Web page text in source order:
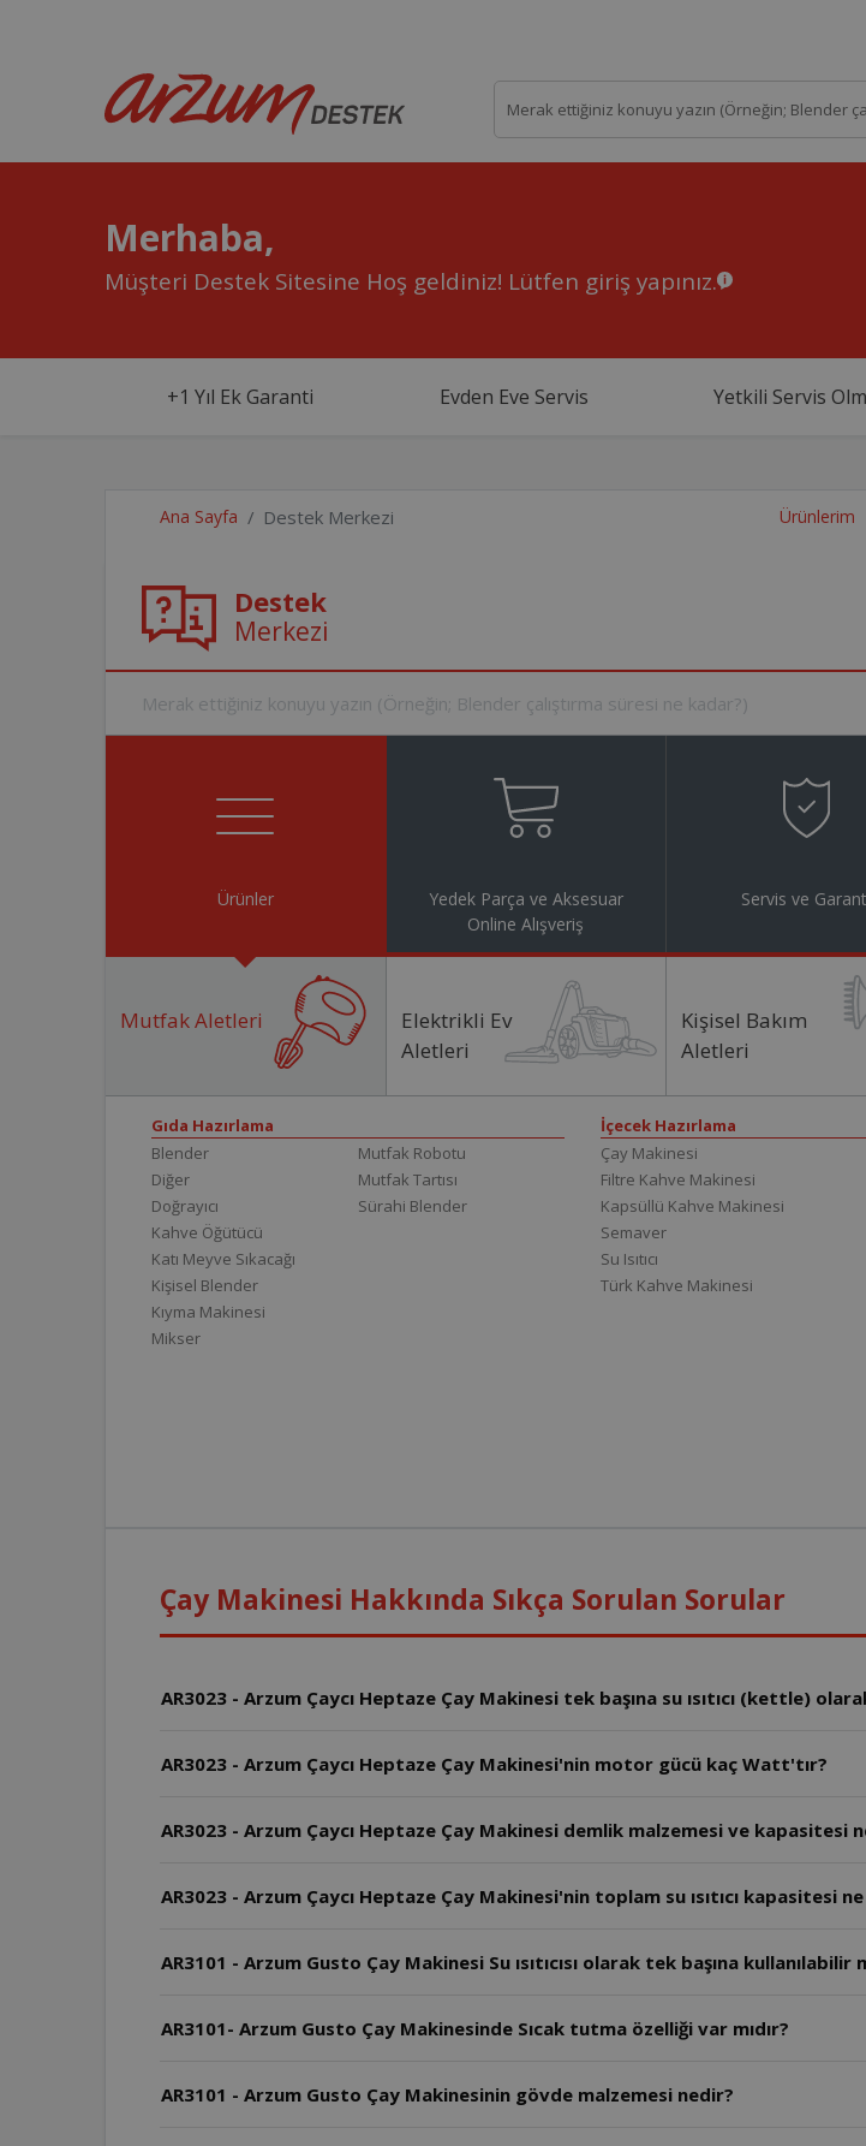
Merhaba,
Müşteri Destek Sitesine Hoş geldiniz! Lütfen giriş yapınız.
+1 Yıl Ek Garanti Evden Eve Servis Yetkili Servis
Ana Sayfa Destek Merkezi Ürünlerim
Destek
Merkezi
Ürünler
Yedek Parça ve Aksesuar
Online Alışveriş
Servis ve
Mutfak Aletleri
Elektrikli Ev
Aletleri
Kişisel Bakım
Aletleri
Gıda Hazırlama
Blender
Diğer
Doğrayıcı
Kahve Öğütücü
Katı Meyve Sıkacağı
Kişisel Blender
Kıyma Makinesi
Mikser
Mutfak Robotu
Mutfak Tartısı
Sürahi Blender
İçecek Hazırlama
Çay Makinesi
Filtre Kahve Makinesi
Kapsüllü Kahve Makinesi
Semaver
Su Isıtıcı
Türk Kahve Makinesi
Çay Makinesi Hakkında Sıkça Sorulan Sorular
AR3023 - Arzum Çaycı Heptaze Çay Makinesi tek başına su ısıtıcı (kettle)
AR3023 - Arzum Çaycı Heptaze Çay Makinesi'nin motor gücü kaç Watt'tır?
AR3023 - Arzum Çaycı Heptaze Çay Makinesi demlik malzemesi ve kapasitesi
AR3023 - Arzum Çaycı Heptaze Çay Makinesi'nin toplam su ısıtıcı kapasitesi
AR3101 - Arzum Gusto Çay Makinesi Su ısıtıcısı olarak tek başına kullanılabilir
AR3101- Arzum Gusto Çay Makinesinde Sıcak tutma özelliği var mıdır?
AR3101 - Arzum Gusto Çay Makinesinin gövde malzemesi nedir?